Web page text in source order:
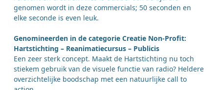
genomen wordt in deze commercials; 50 seconden en
elke seconde is even leuk.
Genomineerden in de categorie Creatie Non-Profit:
Hartstichting – Reanimatiecursus – Publicis
Een zeer sterk concept. Maakt de Hartstichting nu toch
stiekem gebruik van de visuele functie van radio? Heldere
overzichtelijke boodschap met een natuurlijke call to